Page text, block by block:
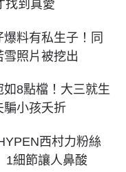
找到真愛
料有私生子！同
照片被挖出
8點檔！大三就生
小孩夭折
西村力粉絲
細節讓人鼻酸